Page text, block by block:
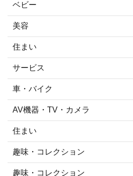
ベビー
美容
住まい
サービス
車・バイク
AV機器・TV・カメラ
住まい
趣味・コレクション
趣味・コレクション